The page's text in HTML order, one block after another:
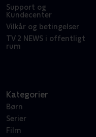
Support og
Kundecenter
Vilkår og betingelser
TV 2 NEWS i offentligt
rum
Kategorier
Børn
Serier
Film